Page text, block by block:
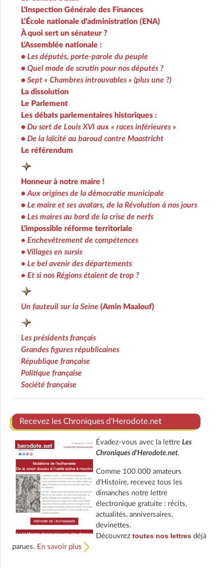
L'Inspection Générale des Finances
L’École nationale d'administration (ENA)
À quoi sert un sénateur ?
L'Assemblée nationale :
• Les députés, porte-parole du peuple
• Quel mode de scrutin pour nos députés ?
• Sept « Chambres introuvables » (plus une ?)
La dissolution
Le Parlement
Les débats parlementaires historiques :
• Du sort de Louis XVI aux « races inférieures »
• De la laïcité au baroud contre Maastricht
Le référendum
Honneur à notre maire !
• Aux origines de la démocratie municipale
• Le maire et ses avatars, de la Révolution à nos jours
• Les maires au bord de la crise de nerfs
L'impossible réforme territoriale
• Enchevêtrement de compétences
• Villages en sursis
• Le bel avenir des départements
• Et si nos Régions étaient de trop ?
Un fauteuil sur la Seine (Amin Maalouf)
Les présidents français
Grandes figures républicaines
République française
Politique française
Société française
Recevez les Chroniques d'Herodote.net
Évadez-vous avec la lettre Les
Chroniques d'Herodote.net.
Comme 100 000 amateurs
d'Histoire, recevez tous les
dimanches notre lettre
électronique gratuite : récits,
actualités, anniversaires,
devinettes.
Découvrez toutes nos lettresdéjà
parues. En savoir plus